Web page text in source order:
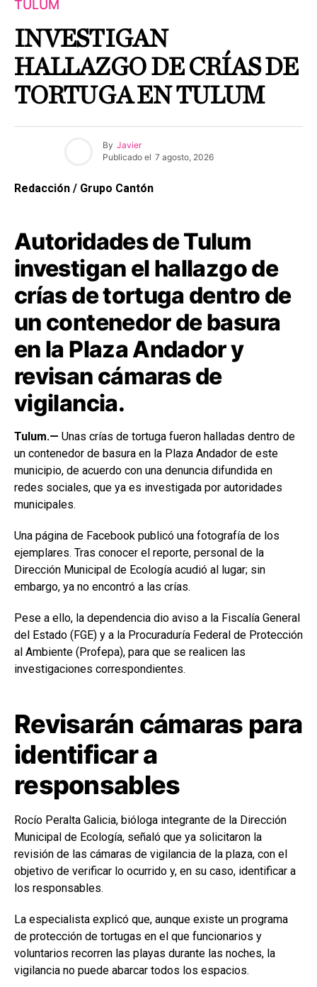
TULUM
INVESTIGAN
HALLAZGO DE CRÍAS DE
TORTUGA EN TULUM
By Javier
Publicado el 7 agosto, 2026
Redacción / Grupo Cantón
Autoridades de Tulum
investigan el hallazgo de
crías de tortuga dentro de
un contenedor de basura
en la Plaza Andador y
revisan cámaras de
vigilancia.
Tulum.— Unas crías de tortuga fueron halladas dentro de
un contenedor de basura en la Plaza Andador de este
municipio, de acuerdo con una denuncia difundida en
redes sociales, que ya es investigada por autoridades
municipales.
Una página de Facebook publicó una fotografía de los
ejemplares. Tras conocer el reporte, personal de la
Dirección Municipal de Ecología acudió al lugar; sin
embargo, ya no encontró a las crías.
Pese a ello, la dependencia dio aviso a la Fiscalía General
del Estado (FGE) y a la Procuraduría Federal de Protección
al Ambiente (Profepa), para que se realicen las
investigaciones correspondientes.
Revisarán cámaras para
identificar a
responsables
Rocío Peralta Galicia, bióloga integrante de la Dirección
Municipal de Ecología, señaló que ya solicitaron la
revisión de las cámaras de vigilancia de la plaza, con el
objetivo de verificar lo ocurrido y, en su caso, identificar a
los responsables.
La especialista explicó que, aunque existe un programa
de protección de tortugas en el que funcionarios y
voluntarios recorren las playas durante las noches, la
vigilancia no puede abarcar todos los espacios.